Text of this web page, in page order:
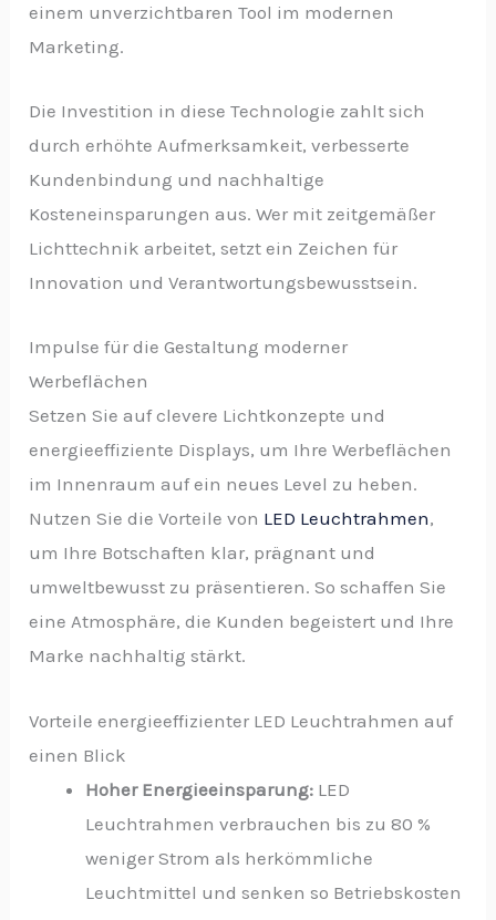
einem unverzichtbaren Tool im modernen
Marketing.
Die Investition in diese Technologie zahlt sich
durch erhöhte Aufmerksamkeit, verbesserte
Kundenbindung und nachhaltige
Kosteneinsparungen aus. Wer mit zeitgemäßer
Lichttechnik arbeitet, setzt ein Zeichen für
Innovation und Verantwortungsbewusstsein.
Impulse für die Gestaltung moderner
Werbeflächen
Setzen Sie auf clevere Lichtkonzepte und
energieeffiziente Displays, um Ihre Werbeflächen
im Innenraum auf ein neues Level zu heben.
Nutzen Sie die Vorteile von LED Leuchtrahmen,
um Ihre Botschaften klar, prägnant und
umweltbewusst zu präsentieren. So schaffen Sie
eine Atmosphäre, die Kunden begeistert und Ihre
Marke nachhaltig stärkt.
Vorteile energieeffizienter LED Leuchtrahmen auf
einen Blick
Hoher Energieeinsparung: LED
Leuchtrahmen verbrauchen bis zu 80 %
weniger Strom als herkömmliche
Leuchtmittel und senken so Betriebskosten